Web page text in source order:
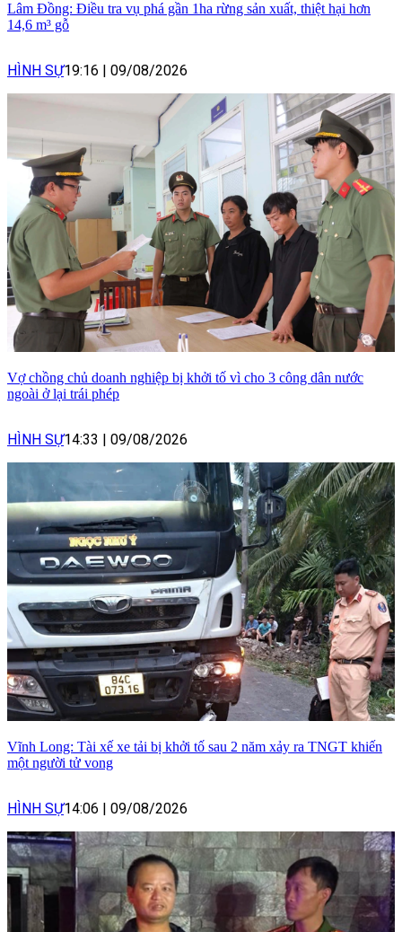
Lâm Đồng: Điều tra vụ phá gần 1ha rừng sản xuất, thiệt hại hơn
14,6 m³ gỗ
HÌNH SỰ19:16 09/08/2026
Vợ chồng chủ doanh nghiệp bị khởi tố vì cho 3 công dân nước
ngoài ở lại trái phép
HÌNH SỰ14:33 09/08/2026
Vĩnh Long: Tài xế xe tải bị khởi tố sau 2 năm xảy ra TNGT khiến
một người tử vong
HÌNH SỰ14:06 09/08/2026